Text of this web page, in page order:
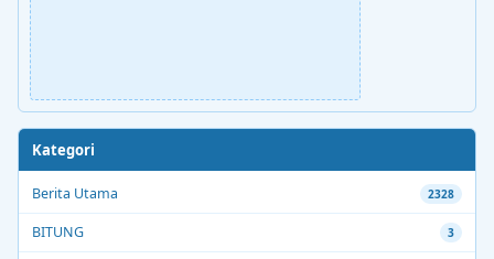
Kategori
Berita Utama 2328
BITUNG 3